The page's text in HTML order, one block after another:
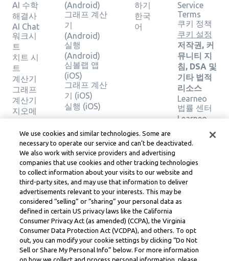
AI 수학
해결사
AI Chat
워크시
트
치트 시
트
계산기
그래프
계산기
지오메
트리 계
산기
솔루션
확인
(Android)
그래프 계산
기
(Android)
실행
(Android)
심볼랩 앱
(iOS)
그래프 계산
기 (iOS)
실행 (iOS)
하기
한국
어
Service
Terms
쿠키 정책
쿠키 설정
저작권, 커
뮤니티 지
침, DSA 및
기타 법적
리소스
Learneo
법률 센터
Learneo
Symbolab, a Learneo, Inc. business
© Learneo, Inc. 2024
We use cookies and similar technologies. Some are
necessary to operate our service and can’t be deactivated.
We also work with service providers and advertising
companies that use cookies and other tracking technologies
to collect information about your visits to our website and
third-party sites, and may use that information to deliver
advertisements relevant to your interests. This may be
considered “selling” or “sharing” your personal data as
defined in certain US privacy laws like the California
Consumer Privacy Act (as amended) (CCPA), the Virginia
Consumer Data Protection Act (VCDPA), and others. To opt
out, you can modify your cookie settings by clicking “Do Not
Sell or Share My Personal Info” below. For more information
on how we collect and process personal information, please